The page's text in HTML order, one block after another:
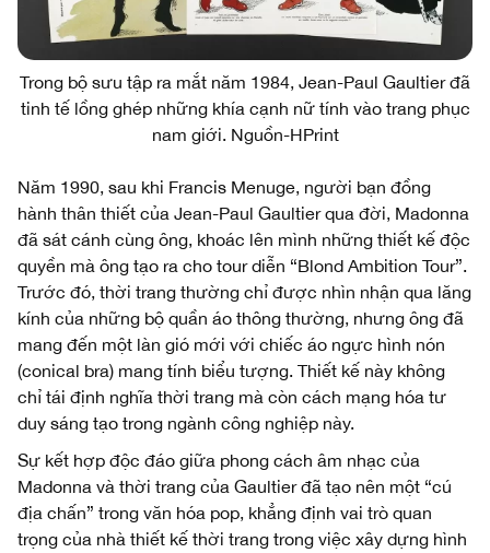
Trong bộ sưu tập ra mắt năm 1984, Jean-Paul Gaultier đã
tinh tế lồng ghép những khía cạnh nữ tính vào trang phục
nam giới. Nguồn-HPrint
Năm 1990, sau khi Francis Menuge, người bạn đồng
hành thân thiết của Jean-Paul Gaultier qua đời, Madonna
đã sát cánh cùng ông, khoác lên mình những thiết kế độc
quyền mà ông tạo ra cho tour diễn “Blond Ambition Tour”.
Trước đó, thời trang thường chỉ được nhìn nhận qua lăng
kính của những bộ quần áo thông thường, nhưng ông đã
mang đến một làn gió mới với chiếc áo ngực hình nón
(conical bra) mang tính biểu tượng. Thiết kế này không
chỉ tái định nghĩa thời trang mà còn cách mạng hóa tư
duy sáng tạo trong ngành công nghiệp này.
Sự kết hợp độc đáo giữa phong cách âm nhạc của
Madonna và thời trang của Gaultier đã tạo nên một “cú
địa chấn” trong văn hóa pop, khẳng định vai trò quan
trọng của nhà thiết kế thời trang trong việc xây dựng hình